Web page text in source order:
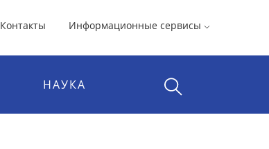
Контакты Информационные сервисы
НАУКА